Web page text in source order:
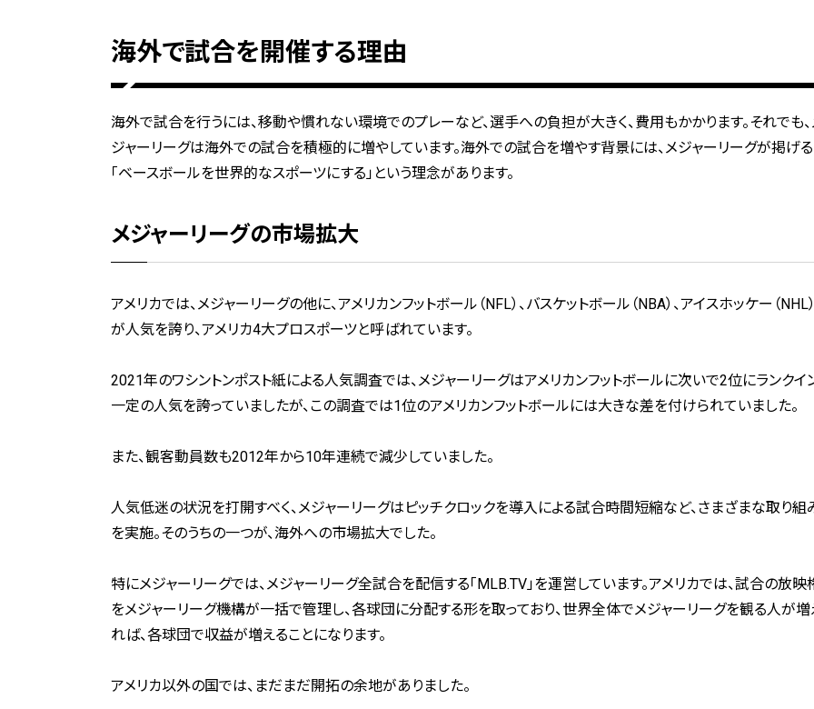
海外で試合を開催する理由
海外で試合を行うには、移動や慣れない環境でのプレーなど、選手への負担が大きく、費用もかかります。それでも、
ジャーリーグは海外での試合を積極的に増やしています。海外での試合を増やす背景には、メジャーリーグが掲げる
「ベースボールを世界的なスポーツにする」という理念があります。
メジャーリーグの市場拡大
アメリカでは、メジャーリーグの他に、アメリカンフットボール（NFL）、バスケットボール（NBA）、アイスホッケー（NHL
が人気を誇り、アメリカ4大プロスポーツと呼ばれています。
2021年のワシントンポスト紙による人気調査では、メジャーリーグはアメリカンフットボールに次いで2位にランクイ
一定の人気を誇っていましたが、この調査では1位のアメリカンフットボールには大きな差を付けられていました。
また、観客動員数も2012年から10年連続で減少していました。
人気低迷の状況を打開すべく、メジャーリーグはピッチクロックを導入による試合時間短縮など、さまざまな取り組
を実施。そのうちの一つが、海外への市場拡大でした。
特にメジャーリーグでは、メジャーリーグ全試合を配信する「MLB.TV」を運営しています。アメリカでは、試合の放映
をメジャーリーグ機構が一括で管理し、各球団に分配する形を取っており、世界全体でメジャーリーグを観る人が増
れば、各球団で収益が増えることになります。
アメリカ以外の国では、まだまだ開拓の余地がありました。